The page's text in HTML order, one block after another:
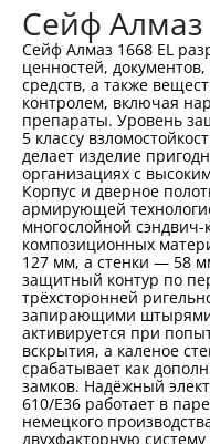
Сейф Алмаз
Сейф Алмаз 1668 EL
ценностей,
средств, а также
контролем, включая
препараты. Уровень
5 классу
делает изделие
организациях с
Корпус и дверное
армирующей
многослойной
композиционных
127 мм, а стенки — 58
защитный контур по
трёхсторонней
запирающими штырями.
активируется при
вскрытия, а каленое
срабатывает как
замков. Надёжный
610/E36 работает в
немецкого
двухфакторную